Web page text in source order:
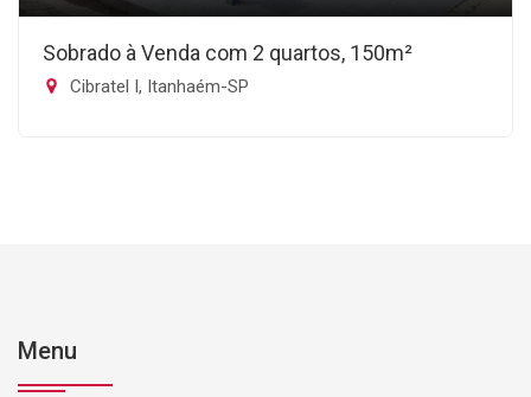
Sobrado à Venda com 2 quartos, 150m²
Cibratel I, Itanhaém-SP
Menu